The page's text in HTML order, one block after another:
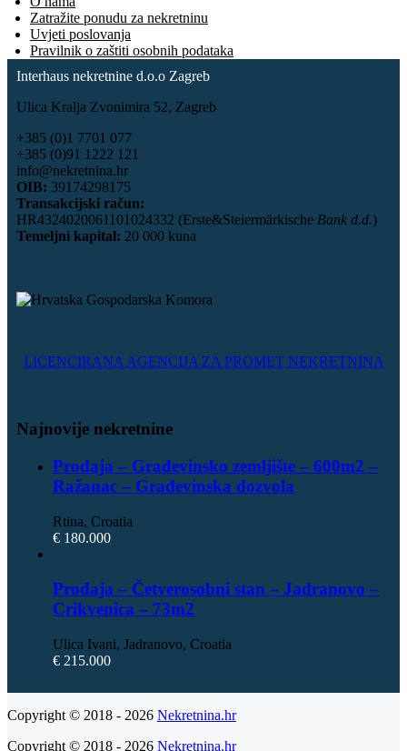
Zatražite ponudu za nekretninu
Uvjeti poslovanja
Pravilnik o zaštiti osobnih podataka
Interhaus nekretnine d.o.o Zagreb
Ulica Kralja Zvonimira 52, Zagreb
+385 (0)1 7701 077
+385 (0)91 1222 121
info@nekretnina.hr
OIB: 39174298175
Transakcijski račun:
HR4324020061101024332 (Erste&Steiermärkische Bank d.d.)
Temeljni kapital: 20 000 kuna
LICENCIRANA AGENCIJA ZA PROMET NEKRETNINA
Najnovije nekretnine
Prodaja – Građevinsko zemljište – 600m2 –
Ražanac – Građevinska dozvola
Rtina, Croatia
€ 180.000
Prodaja – Četverosobni stan – Jadranovo –
Crikvenica – 73m2
Ulica Ivani, Jadranovo, Croatia
€ 215.000
Copyright © 2018 - 2026 Nekretnina.hr
Copyright © 2018 - 2026 Nekretnina.hr